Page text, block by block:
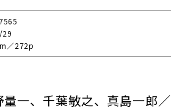
29
／272p
一、千葉敏之、真島一郎／